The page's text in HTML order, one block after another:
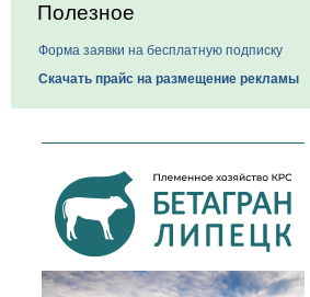
Полезное
Форма заявки на бесплатную подписку
Скачать прайс на размещение рекламы